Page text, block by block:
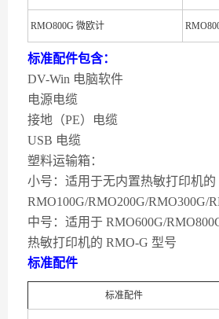
RMO800G 微欧计
标准配件包含：
DV-Win 电脑软件
电源电缆
接地（PE）电缆
USB 电缆
塑料运输箱：
小号：适用于无内置热敏打印机的
RMO100G/RMO200G/RMO300G/
中号：适用于 RMO600G/
热敏打印机的 RMO-G 型号
标准配件
标准配件